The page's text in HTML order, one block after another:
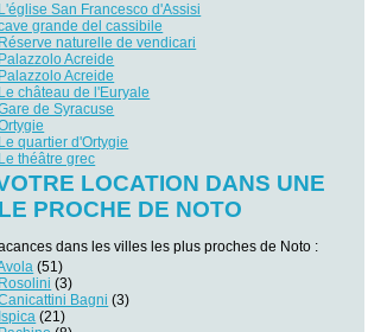
San Francesco d'Assisi
grande del cassibile
naturelle de vendicari
Acreide
Acreide
château de l'Euryale
de Syracuse
quartier d'Ortygie
théâtre grec
LOCATION DANS UNE
PROCHE DE NOTO
dans les villes les plus proches de Noto :
(51)
(3)
Bagni (3)
(21)